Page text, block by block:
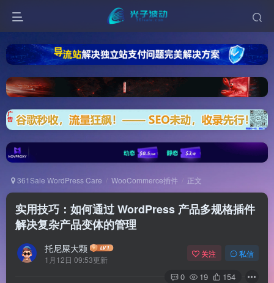
361Sale WordPress Care WooCommerce插件 正文
实用技巧：如何通过 WordPress 产品多规格插件
解决复杂产品变体的管理
托尼屎大颗
1月12日 09:53更新
关注 私信
0 19 154